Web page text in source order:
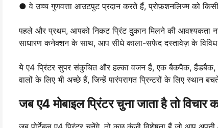
● वे उच्च गुणवत्ता आउटपुट प्रदान करते हैं, प्रोफ़शनलिज्म को
पहले और प्रथम, आपको निकट प्रिंट दुकान मिलने की आवश्यकता
साधारण कनेक्शन के साथ, आप सीधे काला-सफेद दस्तावेज़ के
ये ए4 प्रिंटर सुपर संकुचित और हल्का वजन हैं, एक बैकपैक,
वालों के लिए भी अच्छे हैं, जिन्हें पारंपरागत प्रिन्टरों के लिए स्थान
जब ए4 मोबाइल प्रिंटर चुना जाता है तो